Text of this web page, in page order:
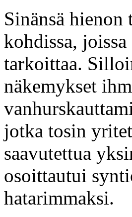
Sinänsä
kohdissa,
tarkoittaa.
näkemykset
jotka tosin
saavutettua
osoittautui
hatarimmaksi.